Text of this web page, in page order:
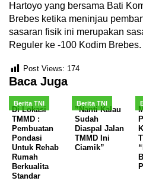
Hartoyo yang bersama Bati
Brebes ketika meninjau
sasaran fisik ini merupakan
Reguler ke -100 Kodim
Post Views: 174
Baca Juga
Berita TNI
Di Lokasi
TMMD :
Pembuatan
Pondasi
Untuk Rehab
Rumah
Berkualita
Standar
Berita TNI
”Nanti Kalau
Sudah
Diaspal Jalan
TMMD Ini
Ciamik”